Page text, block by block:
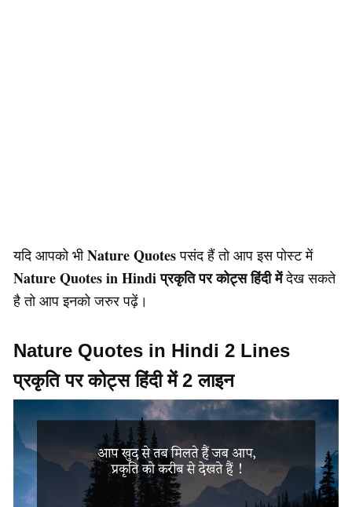
यदि आपको भीNature Quotesपसंद हैं तो आप इस पोस्ट में
Nature Quotes in Hindi प्रकृति पर कोट्स हिंदी मेंदेख सकते
है तो आप इनको जरुर पढ़ें।
Nature Quotes in Hindi 2 Lines
प्रकृति पर कोट्स हिंदी में 2 लाइन